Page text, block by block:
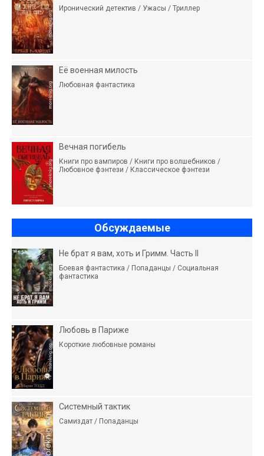
Иронический детектив / Ужасы / Триллер
Её военная милость
Любовная фантастика
Вечная погибель
Книги про вампиров / Книги про волшебников /
Любовное фэнтези / Классическое фэнтези
Обсуждаемые
Не брат я вам, хоть и Гримм. Часть II
Боевая фантастика / Попаданцы / Социальная
фантастика
Любовь в Париже
Короткие любовные романы
Системный тактик
Самиздат / Попаданцы